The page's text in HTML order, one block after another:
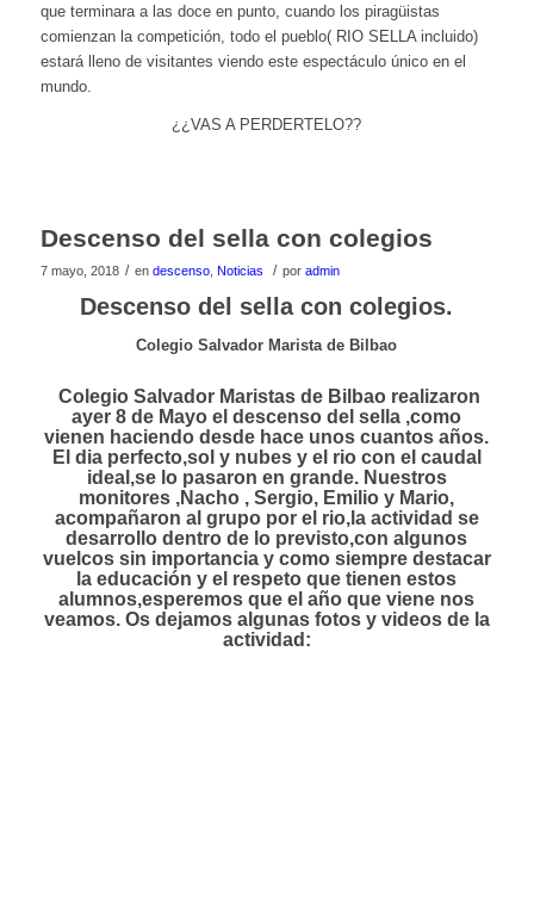
que terminara a las doce en punto, cuando los piragüistas
comienzan la competición, todo el pueblo( RIO SELLA incluido)
estará lleno de visitantes viendo este espectáculo único en el
mundo.
¿¿VAS A PERDERTELO??
Descenso del sella con colegios
7 mayo, 2018 / en descenso, Noticias / por admin
Descenso del sella con colegios.
Colegio Salvador Marista de Bilbao
Colegio Salvador Maristas de Bilbao realizaron
ayer 8 de Mayo el descenso del sella ,como
vienen haciendo desde hace unos cuantos años.
El dia perfecto,sol y nubes y el rio con el caudal
ideal,se lo pasaron en grande. Nuestros
monitores ,Nacho , Sergio, Emilio y Mario,
acompañaron al grupo por el rio,la actividad se
desarrollo dentro de lo previsto,con algunos
vuelcos sin importancia y como siempre destacar
la educación y el respeto que tienen estos
alumnos,esperemos que el año que viene nos
veamos. Os dejamos algunas fotos y videos de la
actividad: